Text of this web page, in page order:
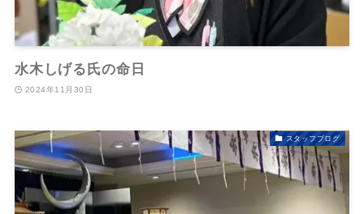
水木しげる氏の命日
2024年11月30日
スタッフブログ